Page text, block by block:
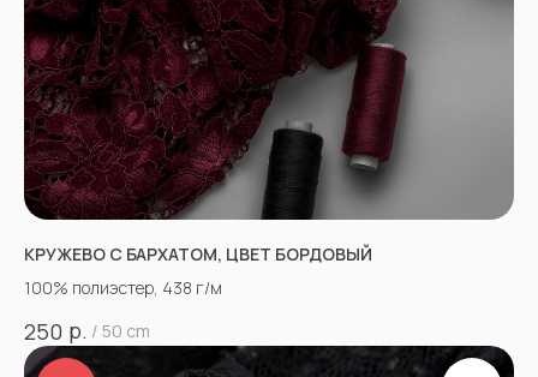
КРУЖЕВО С БАРХАТОМ, ЦВЕТ БОРДОВЫЙ
100% полиэстер, 438 г/м
250 р. / 50 cm